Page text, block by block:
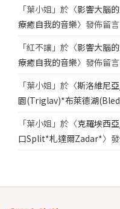
「葉小姐 」於〈影響大腦
療癒自我的音樂〉發佈留言
「紅不讓 」於〈影響大腦
療癒自我的音樂〉發佈留言
「葉小姐 」於〈斯洛維尼
園(Triglav)*布萊德湖
「葉小姐 」於〈克羅埃西
口Split*札達爾Zadar*〉